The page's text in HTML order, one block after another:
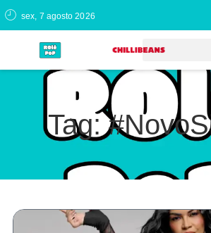
sex, 7 agosto 2026
Tag: